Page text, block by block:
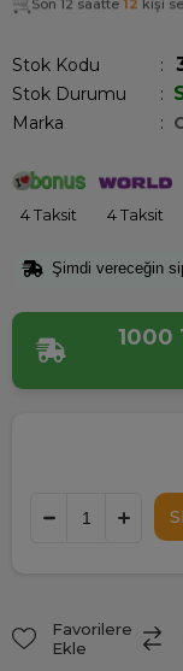
Son 12 saatte 12 kişi
Stok Kodu
Stok Durumu :
Marka :
4 Taksit 4 Taksit
Şimdi vereceğin
1000
Favorilere
Ekle